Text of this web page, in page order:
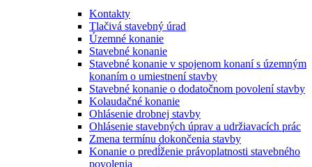
Kontakty
Tlačivá stavebný úrad
Územné konanie
Stavebné konanie
Stavebné konanie v spojenom konaní s územným
konaním o umiestnení stavby
Stavebné konanie o dodatočnom povolení stavby
Kolaudačné konanie
Ohlásenie drobnej stavby
Ohlásenie stavebných úprav a udržiavacích prác
Zmena termínu dokončenia stavby
Konanie o predĺženie právoplatnosti stavebného
povolenia